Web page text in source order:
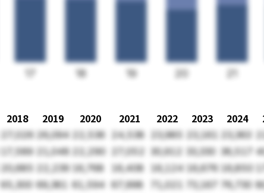
18 19 20
2018 2019 2020 2021 2022 2023 2024
27,026 26,094 22,536 24,538 23,985 23,161 23,363
17,589 21,048 22,290 27,052 30,912 33,330 36,517
20,685 22,239 16,768 16,408 16,124 16,676 16,850
65,300 69,381 61,594 67,998 71,021 73,167 76,730